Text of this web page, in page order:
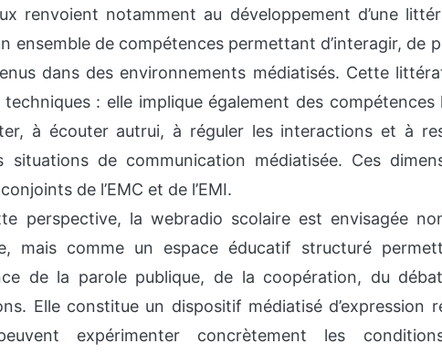
renvoient notamment au développement d’une
ensemble de compétences permettant d’interagir, de
dans des environnements médiatisés. Cette
techniques : elle implique également des compétences
à écouter autrui, à réguler les interactions et à
situations de communication médiatisée. Ces
de l’EMC et de l’EMI.
perspective, la webradio scolaire est envisagée
mais comme un espace éducatif structuré
de la parole publique, de la coopération, du
Elle constitue un dispositif médiatisé d’expression
expérimenter concrètement les